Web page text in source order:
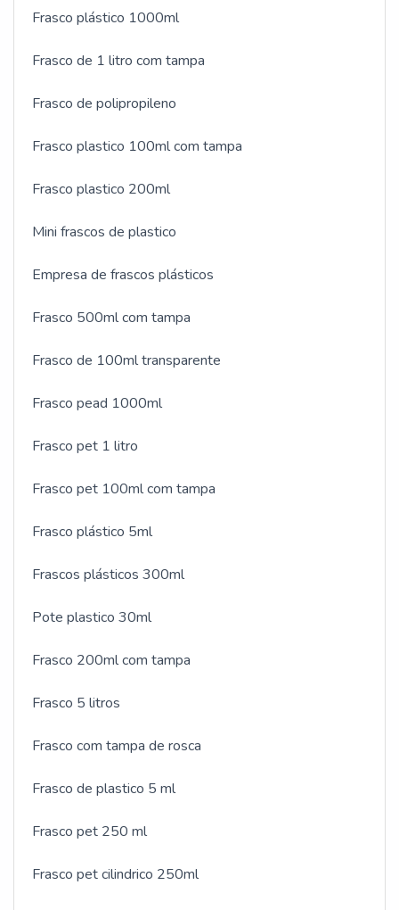
Frasco plástico 1000ml
Frasco de 1 litro com tampa
Frasco de polipropileno
Frasco plastico 100ml com tampa
Frasco plastico 200ml
Mini frascos de plastico
Empresa de frascos plásticos
Frasco 500ml com tampa
Frasco de 100ml transparente
Frasco pead 1000ml
Frasco pet 1 litro
Frasco pet 100ml com tampa
Frasco plástico 5ml
Frascos plásticos 300ml
Pote plastico 30ml
Frasco 200ml com tampa
Frasco 5 litros
Frasco com tampa de rosca
Frasco de plastico 5 ml
Frasco pet 250 ml
Frasco pet cilindrico 250ml